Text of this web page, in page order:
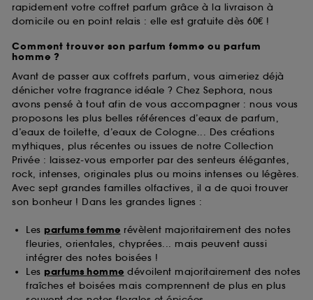
rapidement votre coffret parfum grâce à la livraison à
domicile ou en point relais : elle est gratuite dès 60€ !
Comment trouver son parfum femme ou parfum
homme ?
Avant de passer aux coffrets parfum, vous aimeriez déjà
dénicher votre fragrance idéale ? Chez Sephora, nous
avons pensé à tout afin de vous accompagner : nous vous
proposons les plus belles références d’eaux de parfum,
d’eaux de toilette, d’eaux de Cologne... Des créations
mythiques, plus récentes ou issues de notre Collection
Privée : laissez-vous emporter par des senteurs élégantes,
rock, intenses, originales plus ou moins intenses ou légères.
Avec sept grandes familles olfactives, il a de quoi trouver
son bonheur ! Dans les grandes lignes :
Les parfums femme révèlent majoritairement des notes
fleuries, orientales, chyprées... mais peuvent aussi
intégrer des notes boisées !
Les parfums homme dévoilent majoritairement des notes
fraîches et boisées mais comprennent de plus en plus